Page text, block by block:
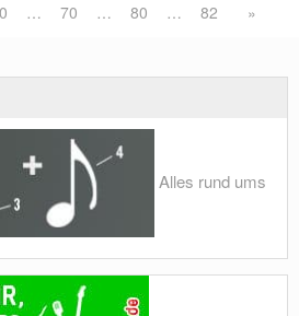
… 70 … 80 … 82 »
Alles rund ums